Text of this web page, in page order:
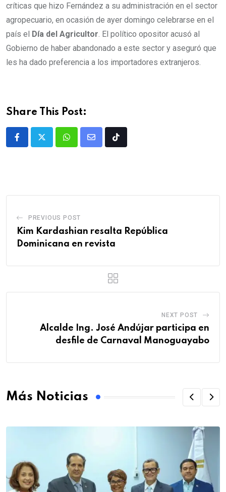
críticas que hizo Fernández a su administración en el sector
agropecuario, en ocasión de ayer domingo celebrarse en el
país el Día del Agricultor. El político opositor acusó al
Gobierno de haber abandonado a este sector y aseguró que
les ha dado preferencia a los importadores extranjeros.
Share This Post:
PREVIOUS POST
Kim Kardashian resalta República
Dominicana en revista
NEXT POST
Alcalde Ing. José Andújar participa en
desfile de Carnaval Manoguayabo
Más Noticias